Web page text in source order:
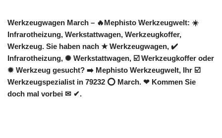
Werkzeugwagen March – 🔥Mephisto Werkzeugwelt: ☀️
Infrarotheizung, Werkstattwagen, Werkzeugkoffer,
Werkzeug. Sie haben nach ★ Werkzeugwagen, ✔️
Infrarotheizung, ✺ Werkstattwagen, ☑️ Werkzeugkoffer oder
✹ Werkzeug gesucht? ➡️ Mephisto Werkzeugwelt, Ihr ☑️
Werkzeugspezialist in 79232 ⭕ March. ❤ Kommen Sie
doch mal vorbei ✉ ✔.